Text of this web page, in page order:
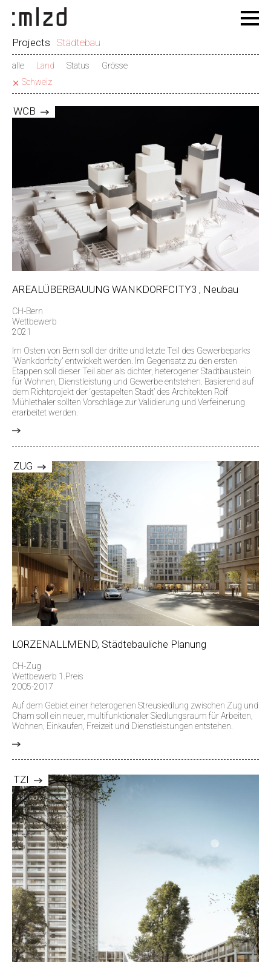
Projects Städtebau
alle Land Status
Grösse
Schweiz
WCB
AREALÜBERBAUUNG WANKDORFCITY3 , Neubau
CH-Bern
Wettbewerb
2021
Im Osten von Bern soll der dritte und letzte Teil des Gewerbeparks
'Wankdorfcity' entwickelt werden. Im Gegensatz zu den ersten
Etappen soll dieser Teil aber als dichter, heterogener Stadtbaustein
für Wohnen, Dienstleistung und Gewerbe entstehen. Basierend auf
dem Richtprojekt der ‘gestapelten Stadt’ des Architekten Rolf
Mühlethaler sollten Vorschläge zur Validierung und Verfeinerung
erarbeitet werden.
ZUG
LORZENALLMEND, Städtebauliche Planung
CH-Zug
Wettbewerb 1.Preis
2005-2017
Auf dem Gebiet einer heterogenen Streusiedlung zwischen Zug und
Cham soll ein neuer, multifunktionaler Siedlungsraum für Arbeiten,
Wohnen, Einkaufen, Freizeit und Dienstleistungen entstehen.
TZI